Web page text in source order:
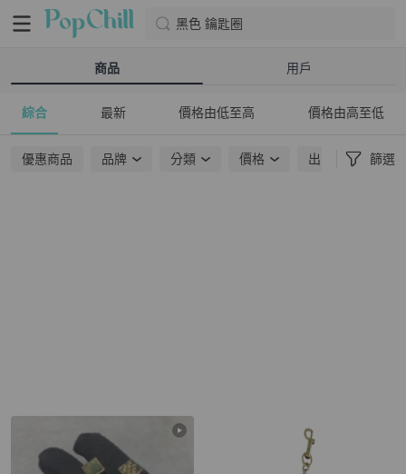
黑色 鑰匙圈
商品 用戶
綜合 最新 價格由低至高 價格由高至低
優惠商品 品牌 分類 價格 出貨地點 篩選